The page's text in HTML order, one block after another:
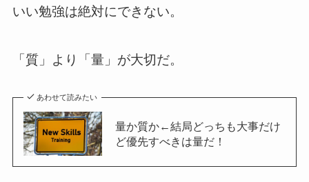
いい勉強は絶対にできない。
「質」より「量」が大切だ。
あわせて読みたい
量か質か←結局どっちも大事だけ
ど優先すべきは量だ！